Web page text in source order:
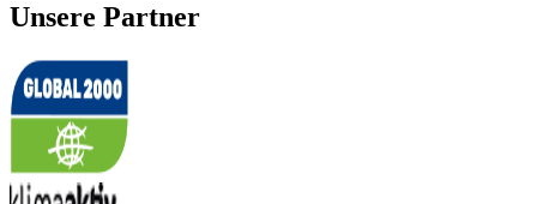
Unsere Partner